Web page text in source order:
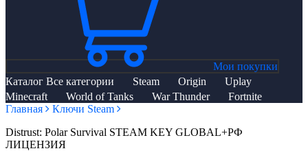
Мои покупки
Каталог Все категории Steam Origin
Uplay
Minecraft
World of Tanks War Thunder
Fortnite
Главная
Ключи Steam
Distrust: Polar Survival STEAM KEY GLOBAL+РФ
ЛИЦЕНЗИЯ